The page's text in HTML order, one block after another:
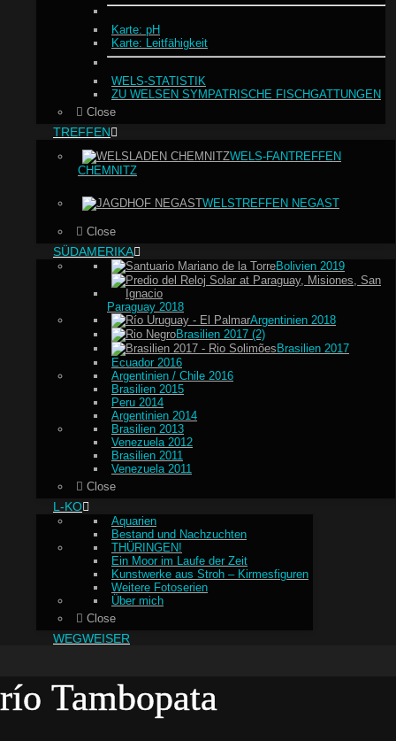
Karte: pH
Karte: Leitfähigkeit
WELS-STATISTIK
ZU WELSEN SYMPATRISCHE FISCHGATTUNGEN
Close
TREFFEN
WELS-FANTREFFEN
CHEMNITZ
WELSTREFFEN NEGAST
Close
SÜDAMERIKA
Bolivien 2019
Paraguay 2018
Argentinien 2018
Brasilien 2017 (2)
Brasilien 2017
Ecuador 2016
Argentinien / Chile 2016
Brasilien 2015
Peru 2014
Argentinien 2014
Brasilien 2013
Venezuela 2012
Brasilien 2011
Venezuela 2011
Close
L-KO
Aquarien
Bestand und Nachzuchten
THÜRINGEN!
Ein Moor im Laufe der Zeit
Kunstwerke aus Stroh – Kirmesfiguren
Weitere Fotoserien
Über mich
Close
WEGWEISER
río Tambopata